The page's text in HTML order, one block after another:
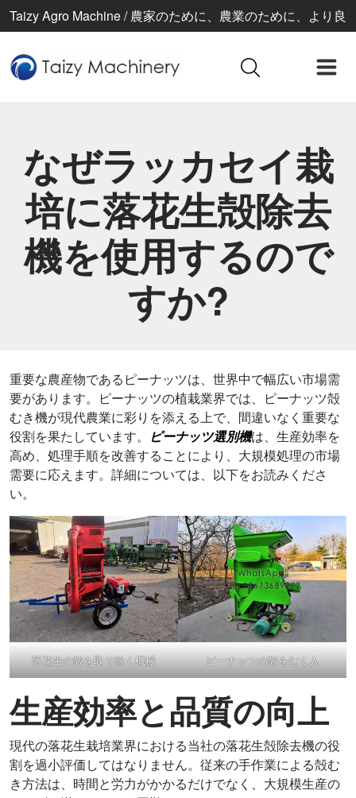
Taizy Agro Machine / 農家のために、農業のために、より良
なぜラッカセイ栽
培に落花生殻除去
機を使用するので
すか?
重要な農産物であるピーナッツは、世界中で幅広い市場需
要があります。ピーナッツの植栽業界では、ピーナッツ殻
むき機が現代農業に彩りを添える上で、間違いなく重要な
役割を果たしています。
ピーナッツ選別機は、生産効率を
高め、処理手順を改善することにより、大規模処理の市場
需要に応えます。詳細については、以下をお読みくださ
い。
落花生の殻を取り除く機械 ピーナッツの殻をむく人
生産効率と品質の向上
現代の落花生栽培業界における当社の落花生殻除去機の役
割を過小評価してはなりません。従来の手作業による殻む
き方法は、時間と労力がかかるだけでなく、大規模生産の